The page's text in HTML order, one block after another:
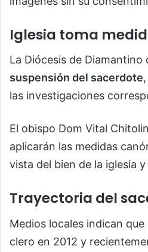
Iglesia toma
La Diócesis de Diamantino
suspensión del sacerdote
las investigaciones
El obispo Dom Vital
aplicarán las medidas
vista del bien de la iglesia y
Trayectoria del
Medios locales indican
clero en 2012 y